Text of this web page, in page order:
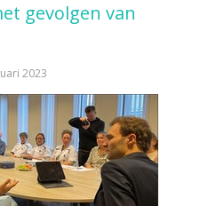
gevolgen van
2023